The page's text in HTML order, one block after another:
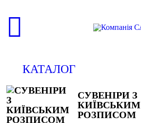
КАТАЛОГ
СУВЕНІРИ З
КИЇВСЬКИМ
РОЗПИСОМ